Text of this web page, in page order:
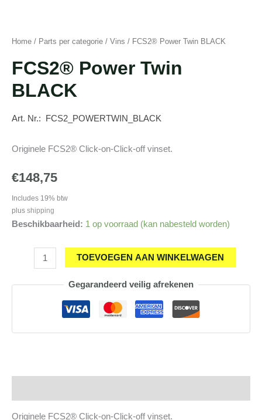
Home / Parts per categorie / Vins / FCS2® Power Twin BLACK
FCS2® Power Twin
BLACK
Art. Nr.: FCS2_POWERTWIN_BLACK
Originele FCS2® Click-on-Click-off vinset.
€148,75
Includes 19% btw
plus shipping
Beschikbaarheid: 1 op voorraad (kan nabesteld worden)
Power
Twin
TOEVOEGEN AAN WINKELWAGEN
Gegarandeerd veilig afrekenen
Originele FCS2® Click-on-Click-off vinset.